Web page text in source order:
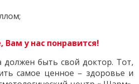
Вам у нас понравится!
должен быть свой доктор. Тот,
самое ценное – здоровье и